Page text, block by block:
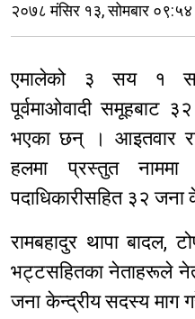
२०७८ मंसिर १३, सोमबार
एमालेको ३ सय १
पूर्वमाओवादी समूहबाट
भएका छन् । आइतवार
हलमा प्रस्तुत नाममा
पदाधिकारीसहित ३२
रामबहादुर थापा बादल,
भट्टसहितका नेताहरूले
जना केन्द्रीय सदस्य माग